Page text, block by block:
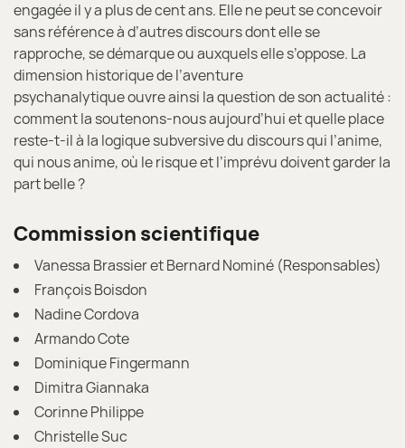
engagée il y a plus de cent ans. Elle ne peut se concevoir
sans référence à d’autres discours dont elle se
rapproche, se démarque ou auxquels elle s’oppose. La
dimension historique de l’aventure
psychanalytique ouvre ainsi la question de son actualité :
comment la soutenons-nous aujourd’hui et quelle place
reste-t-il à la logique subversive du discours qui l’anime,
qui nous anime, où le risque et l’imprévu doivent garder la
part belle ?
Commission scientifique
Vanessa Brassier et Bernard Nominé (Responsables)
François Boisdon
Nadine Cordova
Armando Cote
Dominique Fingermann
Dimitra Giannaka
Corinne Philippe
Christelle Suc